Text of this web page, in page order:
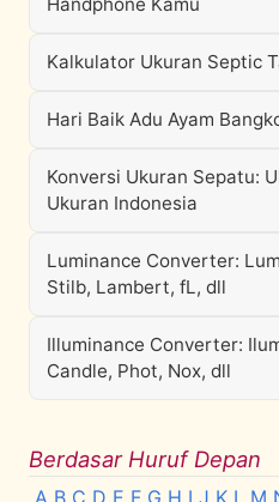
Kalkulator Ukuran Septic
Hari Baik Adu Ayam
Konversi Ukuran Sepatu:
Ukuran Indonesia
Luminance Converter:
Stilb, Lambert, fL, dll
Illuminance Converter:
Candle, Phot, Nox, dll
Berdasar Huruf Depan
A B C D E F G H I J K L M